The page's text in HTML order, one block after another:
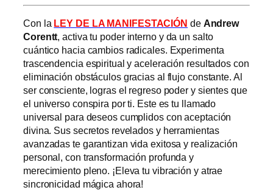
Con la LEY DE LA MANIFESTACIÓN de Andrew
Corentt , activa tu poder interno y da un salto
cuántico hacia cambios radicales. Experimenta
trascendencia espiritual y aceleración resultados con
eliminación obstáculos gracias al flujo constante. Al
ser consciente, logras el regreso poder y sientes que
el universo conspira por ti. Este es tu llamado
universal para deseos cumplidos con aceptación
divina. Sus secretos revelados y herramientas
avanzadas te garantizan vida exitosa y realización
personal, con transformación profunda y
merecimiento pleno. ¡Eleva tu vibración y atrae
sincronicidad mágica ahora!